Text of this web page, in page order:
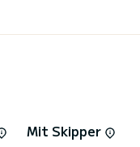
Team berät Sie
Mit Skipper